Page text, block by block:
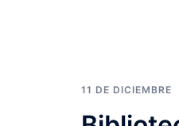
11 DE DICIEMBRE